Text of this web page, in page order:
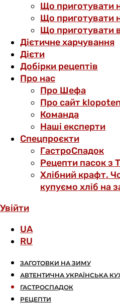
Що приготувати
Що приготувати
Що приготувати
Дієтичне харчування
Дієти
Добірки рецептів
Про нас
Про Шефа
Про сайт
Команда
Наші експерти
Спецпроєкти
ГастроСпадок
Рецепти пасок з
Хлібний крафт.
купуємо хліб на
Увійти
UA
RU
ЗАГОТОВКИ НА ЗИМУ
АВТЕНТИЧНА УКРАЇНСЬКА
ГАСТРОСПАДОК
РЕЦЕПТИ